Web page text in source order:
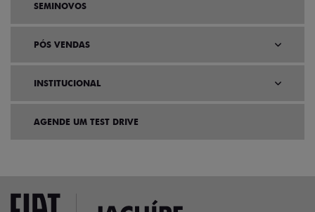
SEMINOVOS
PÓS VENDAS
INSTITUCIONAL
AGENDE UM TEST DRIVE